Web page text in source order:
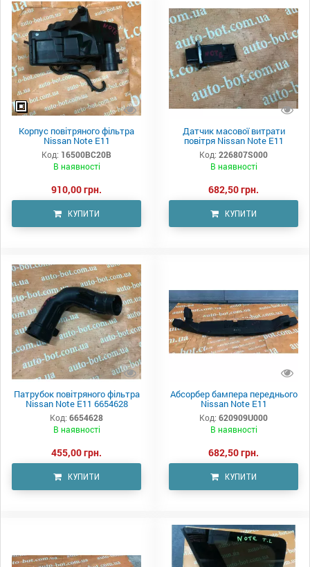
Корпус повітряного фільтра
Nissan Note E11
Код: 16500BC20B
В наявності
910,00 грн.
КУПИТИ
Датчик масової витрати
повітря Nissan Note E11
Код: 226807S000
В наявності
682,50 грн.
КУПИТИ
Патрубок повітряного фільтра
Nissan Note E11 6654628
Код: 6654628
В наявності
455,00 грн.
КУПИТИ
Абсорбер бампера переднього
Nissan Note E11
Код: 620909U000
В наявності
682,50 грн.
КУПИТИ